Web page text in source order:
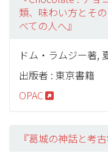
類、味わい方とそ
べての人へ』
ドム・ラムジー著,
出版者 : 東京書籍
OPAC
『葛城の神話と考